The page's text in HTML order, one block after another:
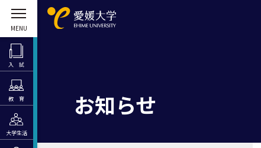
入 試
教 育
大学生活
お知らせ